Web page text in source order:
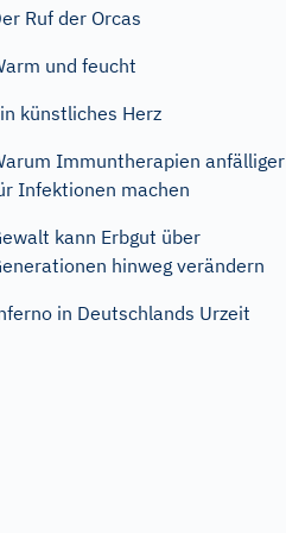
Ruf der Orcas
und feucht
künstliches Herz
Immuntherapien anfälliger
Infektionen machen
kann Erbgut über
hinweg verändern
in Deutschlands Urzeit